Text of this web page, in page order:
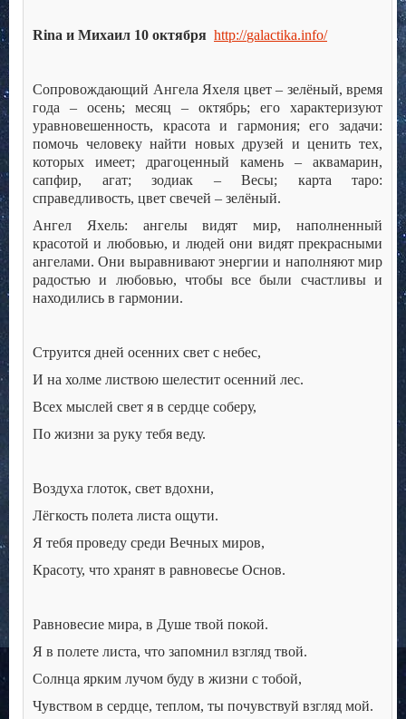
Rina и Михаил 10 октября http://galactika.info/
Сопровождающий Ангела Яхеля цвет – зелёный, время
года – осень; месяц – октябрь; его характеризуют
уравновешенность, красота и гармония; его задачи:
помочь человеку найти новых друзей и ценить тех,
которых имеет; драгоценный камень – аквамарин,
сапфир, агат; зодиак – Весы; карта таро:
справедливость, цвет свечей – зелёный.
Ангел Яхель: ангелы видят мир, наполненный
красотой и любовью, и людей они видят прекрасными
ангелами. Они выравнивают энергии и наполняют мир
радостью и любовью, чтобы все были счастливы и
находились в гармонии.
Струится дней осенних свет с небес,
И на холме листвою шелестит осенний лес.
Всех мыслей свет я в сердце соберу,
По жизни за руку тебя веду.
Воздуха глоток, свет вдохни,
Лёгкость полета листа ощути.
Я тебя проведу среди Вечных миров,
Красоту, что хранят в равновесье Основ.
Равновесие мира, в Душе твой покой.
Я в полете листа, что запомнил взгляд твой.
Солнца ярким лучом буду в жизни с тобой,
Чувством в сердце, теплом, ты почувствуй взгляд мой.